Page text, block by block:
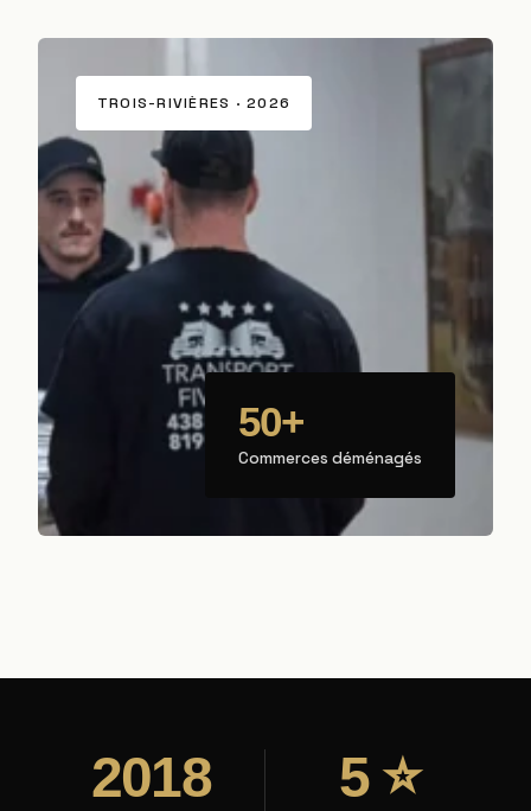
TROIS-RIVIÈRES · 2026
50+
Commerces déménagés
2018 5 ⭐